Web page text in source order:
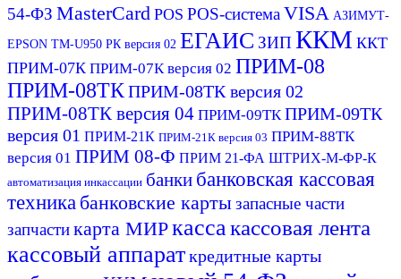
54-ФЗ MasterCard POS POS-системаVISA АЗИМУТ-
EPSON ТМ-U950 РК версия 02 ЕГАИС ЗИП ККМ ККТ
ПРИМ-07К ПРИМ-07К версия 02 ПРИМ-08
ПРИМ-08ТКПРИМ-08ТК версия 02
ПРИМ-08ТК версия 04 ПРИМ-09ТК ПРИМ-09ТК
версия 01 ПРИМ-21К ПРИМ-21К версия 03 ПРИМ-88ТК
версия 01 ПРИМ 08-Ф ПРИМ 21-ФА ШТРИХ-М-ФР-К
автоматизация инкассации банки банковская кассовая
техника банковские карты запасные части
запчастикарта МИРкасса кассовая лента
кассовый аппараткредитные карты